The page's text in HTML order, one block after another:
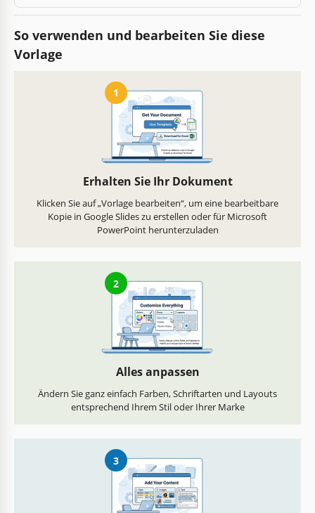
So verwenden und bearbeiten Sie diese
Vorlage
1
Erhalten Sie Ihr Dokument
Klicken Sie auf „Vorlage bearbeiten“, um eine bearbeitbare
Kopie in Google Slides zu erstellen oder für Microsoft
PowerPoint herunterzuladen
2
Alles anpassen
Ändern Sie ganz einfach Farben, Schriftarten und Layouts
entsprechend Ihrem Stil oder Ihrer Marke
3